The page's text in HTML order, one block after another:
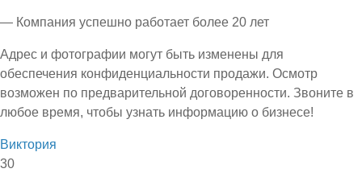
— Компания успешно работает более 20 лет
Адрес и фотографии могут быть изменены для
обеспечения конфиденциальности продажи. Осмотр
возможен по предварительной договоренности. Звоните в
любое время, чтобы узнать информацию о бизнесе!
Виктория
30